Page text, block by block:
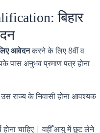
बिहार
आवेदनकरने के लिए 8वीं व
पास अनुभव प्रमाण पत्र होना
राज्य के निवासी होना आवश्यक
होना चाहिए | वहीँ आयु में छुट लेने